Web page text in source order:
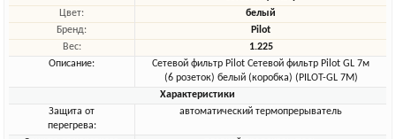
Цвет:
белый
Бренд:
Pilot
Вес:
1.225
Описание:
Сетевой фильтр Pilot Сетевой фильтр Pilot GL 7м
(6 розеток) белый (коробка) (PILOT-GL 7M)
Характеристики
Защита от
перегрева:
автоматический термопрерыватель